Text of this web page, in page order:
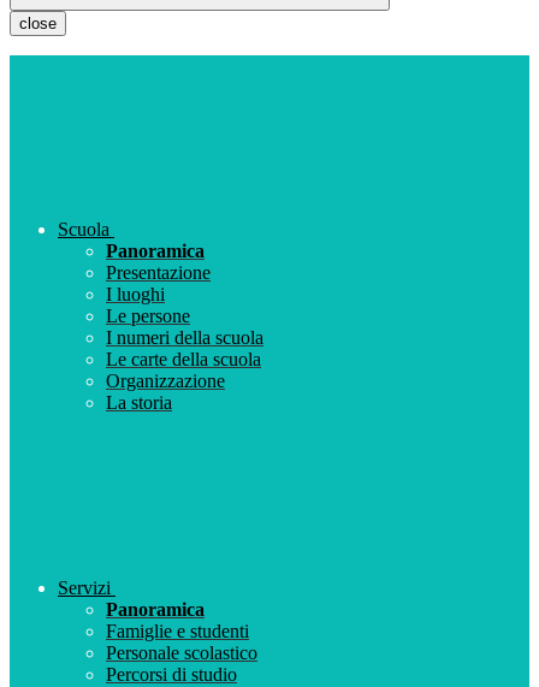
close
Scuola
Panoramica
Presentazione
I luoghi
Le persone
I numeri della scuola
Le carte della scuola
Organizzazione
La storia
Servizi
Panoramica
Famiglie e studenti
Personale scolastico
Percorsi di studio